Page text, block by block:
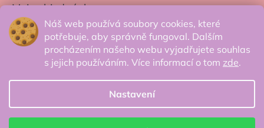
Náš web používá soubory cookies, které
potřebuje, aby správně fungoval. Dalším
procházením našeho webu vyjadřujete souhlas
s jejich používáním. Více informací o tom zde.
Nastavení
Moje objednávky
Obchodní podmínky
Zpracování os. údajů
© 2026 Secretcorner.cz - Všechna práva
vyhrazena.